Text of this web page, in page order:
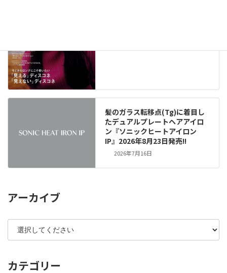
髪のガラス転移点(Tg)に着目し
たデュアルプレートヘアアイロ
ン『ソニックヒートアイロン
IP』2026年8月23日発売!!
2026年7月16日
アーカイブ
カテゴリー